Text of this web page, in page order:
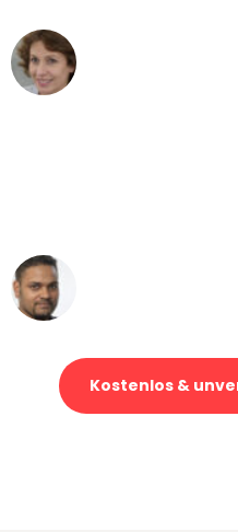
Kostenlos &